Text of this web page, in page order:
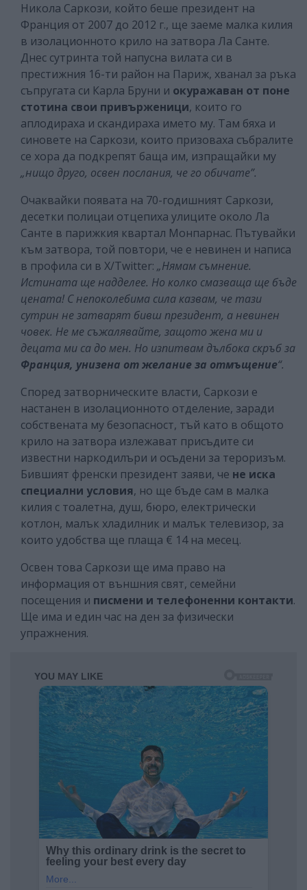
Никола Саркози, който беше президент на
Франция от 2007 до 2012 г., ще заеме малка килия
в изолационното крило на затвора Ла Санте.
Днес сутринта той напусна вилата си в
престижния 16-ти район на Париж, хванал за ръка
съпругата си Карла Бруни и окуражаван от поне
стотина свои привърженици, които го
аплодираха и скандираха името му. Там бяха и
синовете на Саркози, които призоваха събралите
се хора да подкрепят баща им, изпращайки му
„нищо друго, освен послания, че го обичате”.
Очаквайки появата на 70-годишният Саркози,
десетки полицаи отцепиха улиците около Ла
Санте в парижкия квартал Монпарнас. Пътувайки
към затвора, той повтори, че е невинен и написа
в профила си в Х/Twitter: „Нямам съмнение.
Истината ще надделее. Но колко смазваща ще бъде
цената! С непоколебима сила казвам, че тази
сутрин не затварят бивш президент, а невинен
човек. Не ме съжалявайте, защото жена ми и
децата ми са до мен. Но изпитвам дълбока скръб за
Франция, унизена от желание за отмъщение“.
Според затворническите власти, Саркози е
настанен в изолационното отделение, заради
собствената му безопасност, тъй като в общото
крило на затвора излежават присъдите си
известни наркодилъри и осъдени за тероризъм.
Бившият френски президент заяви, че не иска
специални условия, но ще бъде сам в малка
килия с тоалетна, душ, бюро, електрически
котлон, малък хладилник и малък телевизор, за
които удобства ще плаща € 14 на месец.
Освен това Саркози ще има право на
информация от външния свят, семейни
посещения и писмени и телефоненни контакти.
Ще има и един час на ден за физически
упражнения.